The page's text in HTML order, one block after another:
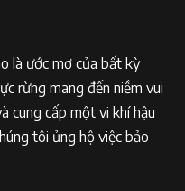
là ước mơ của bất kỳ
rừng mang đến niềm vui
cung cấp một vi khí hậu
tôi ủng hộ việc bảo